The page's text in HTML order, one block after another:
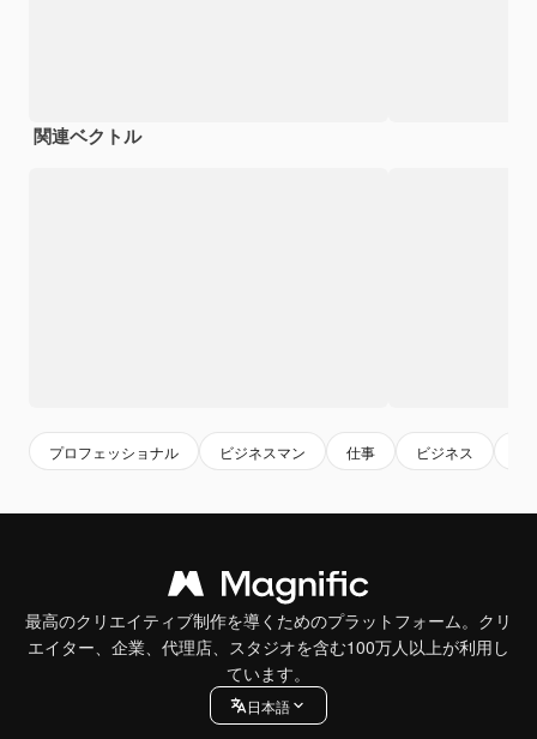
関連ベクトル
プロフェッショナル ビジネスマン 仕事 ビジネス
最高のクリエイティブ制作を導くためのプラットフォーム。クリ
エイター、企業、代理店、スタジオを含む100万人以上が利用し
ています。
日本語